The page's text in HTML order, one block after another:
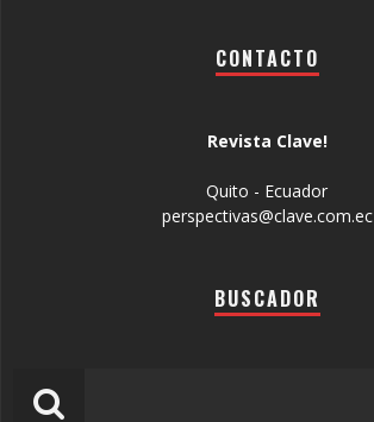
CONTACTO
Revista Clave!
Quito - Ecuador
perspectivas@clave.com.ec
BUSCADOR